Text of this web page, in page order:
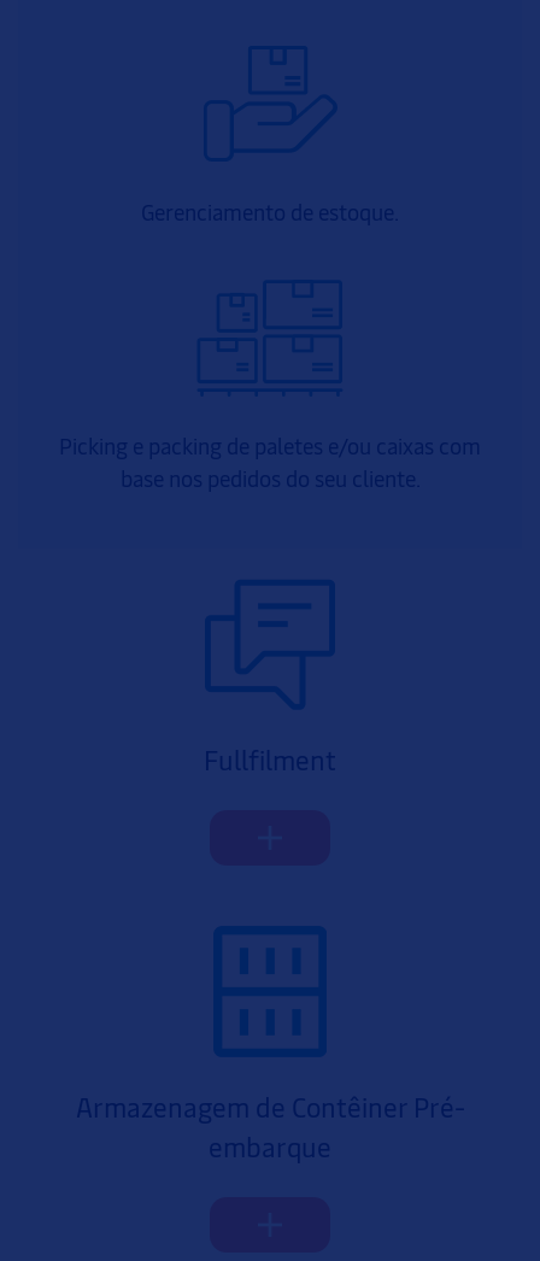
Gerenciamento de estoque.
Picking e packing de paletes e/ou caixas com
base nos pedidos do seu cliente.
Fullfilment
Armazenagem de Contêiner Pré-
embarque